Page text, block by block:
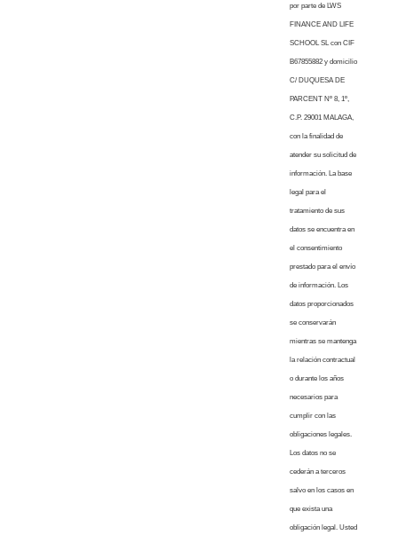
por parte de LWS
FINANCE AND LIFE
SCHOOL SL con CIF
B67855882 y domicilio
C/ DUQUESA DE
PARCENT Nº 8, 1º,
C.P. 29001 MALAGA,
con la finalidad de
atender su solicitud de
información. La base
legal para el
tratamiento de sus
datos se encuentra en
el consentimiento
prestado para el envío
de información. Los
datos proporcionados
se conservarán
mientras se mantenga
la relación contractual
o durante los años
necesarios para
cumplir con las
obligaciones legales.
Los datos no se
cederán a terceros
salvo en los casos en
que exista una
obligación legal. Usted